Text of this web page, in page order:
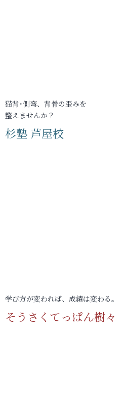
猫背･側弯、背骨の歪みを
整えませんか？
杉塾 芦屋校
学び方が変われば、成績は変わる。
そうさくてっぱん樹々